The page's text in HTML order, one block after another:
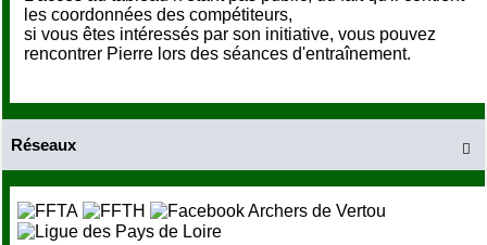
les coordonnées des compétiteurs,
si vous êtes intéressés par son initiative, vous pouvez
rencontrer Pierre lors des séances d'entraînement.

Réseaux